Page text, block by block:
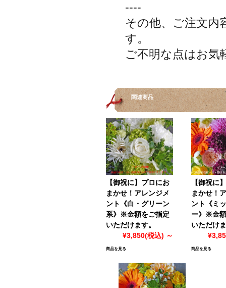
----
その他、ご注文内
す。
ご不明な点はお気
関連商品
【御祝に】プロにお
まかせ！アレンジメ
ント《白・グリーン
系》※金額をご指定
いただけます。
¥3,850(税込) ～
商品を見る
【御祝に
まかせ！
ント《ミ
ー》※金
いただけ
商品を見る